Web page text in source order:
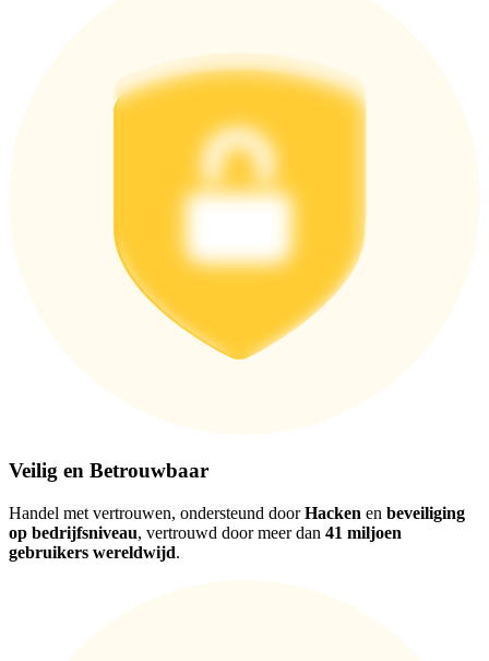
Beloningscentrum
Veilig en Betrouwbaar
Handel met vertrouwen, ondersteund doorHacken en beveiliging
op bedrijfsniveau, vertrouwd door meer dan 41 miljoen
gebruikers wereldwijd.